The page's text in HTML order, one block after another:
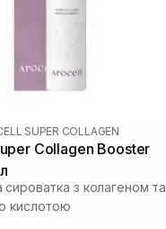
SUPER COLLAGEN
Collagen Booster
з колагеном та
кислотою